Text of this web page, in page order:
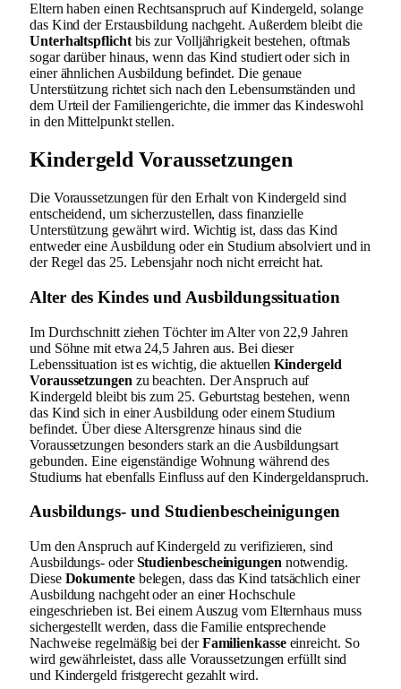
Eltern haben einen Rechtsanspruch auf Kindergeld, solange
das Kind der Erstausbildung nachgeht. Außerdem bleibt die
Unterhaltspflichtbis zur Volljährigkeit bestehen, oftmals
sogar darüber hinaus, wenn das Kind studiert oder sich in
einer ähnlichen Ausbildung befindet. Die genaue
Unterstützung richtet sich nach den Lebensumständen und
dem Urteil der Familiengerichte, die immer das Kindeswohl
in den Mittelpunkt stellen.
Kindergeld Voraussetzungen
Die Voraussetzungen für den Erhalt von Kindergeld sind
entscheidend, um sicherzustellen, dass finanzielle
Unterstützung gewährt wird. Wichtig ist, dass das Kind
entweder eine Ausbildung oder ein Studium absolviert und in
der Regel das 25. Lebensjahr noch nicht erreicht hat.
Alter des Kindes und Ausbildungssituation
Im Durchschnitt ziehen Töchter im Alter von 22,9 Jahren
und Söhne mit etwa 24,5 Jahren aus. Bei dieser
Lebenssituation ist es wichtig, die aktuellenKindergeld
Voraussetzungen zu beachten. Der Anspruch auf
Kindergeld bleibt bis zum 25. Geburtstag bestehen, wenn
das Kind sich in einer Ausbildung oder einem Studium
befindet. Über diese Altersgrenze hinaus sind die
Voraussetzungen besonders stark an die Ausbildungsart
gebunden. Eine eigenständige Wohnung während des
Studiums hat ebenfalls Einfluss auf den Kindergeldanspruch.
Ausbildungs- und Studienbescheinigungen
Um den Anspruch auf Kindergeld zu verifizieren, sind
Ausbildungs- oderStudienbescheinigungen notwendig.
Diese Dokumentebelegen, dass das Kind tatsächlich einer
Ausbildung nachgeht oder an einer Hochschule
eingeschrieben ist. Bei einem Auszug vom Elternhaus muss
sichergestellt werden, dass die Familie entsprechende
Nachweise regelmäßig bei derFamilienkasseeinreicht. So
wird gewährleistet, dass alle Voraussetzungen erfüllt sind
und Kindergeld fristgerecht gezahlt wird.